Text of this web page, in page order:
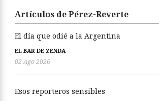
Artículos de Pérez-Reverte
El día que odié a la Argentina
EL BAR DE ZENDA
02 Ago 2026
Esos reporteros sensibles